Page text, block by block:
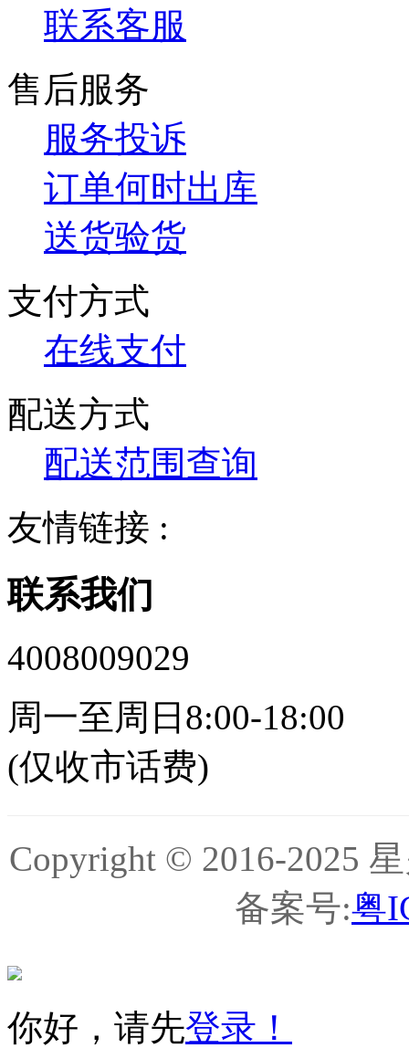
联系客服
售后服务
服务投诉
订单何时出库
送货验货
支付方式
在线支付
配送方式
配送范围查询
友情链接 :
联系我们
4008009029
周一至周日8:00-18:00
(仅收市话费)
Copyright © 2016-2025
备案号:粤
你好，请先登录！